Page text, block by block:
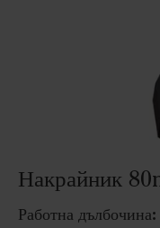
Накрайник
Работна дълбочина: